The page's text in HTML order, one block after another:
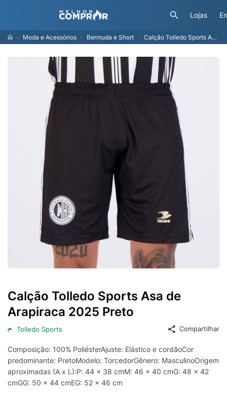
Lojas
Moda e Acessórios Bermuda e Short Calção Tolledo Sports Asa de Arapiraca 2025 Preto
Calção Tolledo Sports Asa de
Arapiraca 2025 Preto
Tolledo Sports Compartilhar
Composição: 100% PoliésterAjuste: Elástico e cordãoCor
predominante: PretoModelo: TorcedorGênero: MasculinoOrigem:
aproximadas (A x L):P: 44 x 38 cmM: 46 x 40 cmG: 48 x 42
cmGG: 50 x 44 cmEG: 52 x 46 cm